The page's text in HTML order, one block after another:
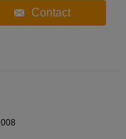
Contact